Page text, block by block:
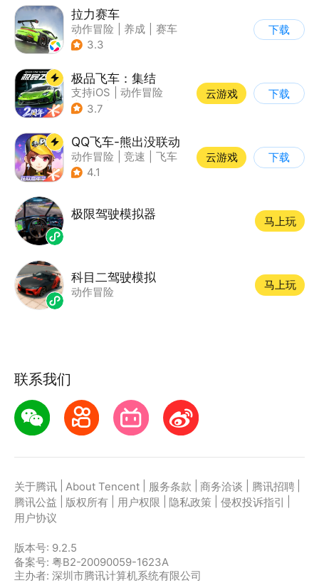
拉力赛车
动作冒险 养成
赛车
| 漂移
3.3
下载
极品飞车：集结
支持iOS
动作冒险
| 竞速
3.7
云游戏 下载
QQ飞车-熊出没联动
动作冒险 竞速
飞车
| 漂移
4.1
云游戏 下载
极限驾驶模拟器
马上玩
科目二驾驶模拟
动作冒险
马上玩
联系我们
关于腾讯 About Tencent 服务条款 商务洽谈 腾讯招聘
腾讯公益
版权所有 用户权限 隐私政策 侵权投诉指引
用户协议
版本号: 9.2.5
备案号: 粤B2-20090059-1623A
主办者: 深圳市腾讯计算机系统有限公司